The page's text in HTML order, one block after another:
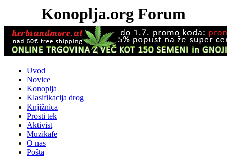
Konoplja.org Forum
Uvod
Novice
Konoplja
Klasifikacija drog
Knjižnica
Prosti tek
Aktivist
Muzikafe
O nas
Pošta